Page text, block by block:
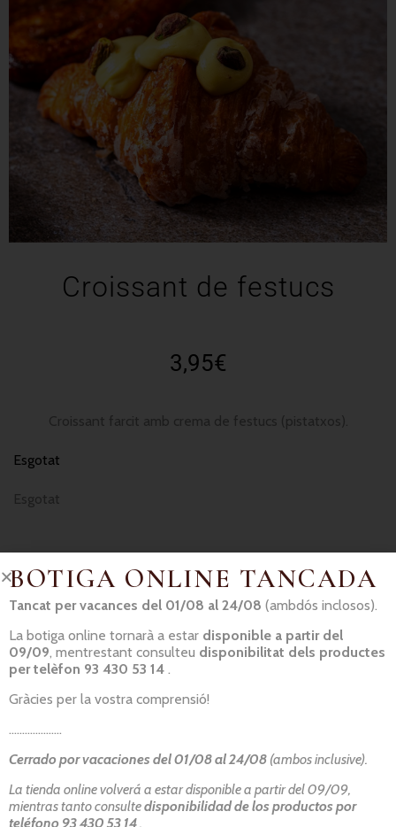
Croissant de festucs
3,95€
Croissant farcit amb crema de festucs (pistatxos).
Esgotat
Esgotat
Informació basada en el Reglament (UE) 1169/2011:
No podem
garantir l’absència total de traces d’al·lèrgens
processos de producció es manipulen tot tipus d’aliments. Si
personal.
CONTACTE
BOTIGA ONLINE TANCADA
Tancat per vacances del 01/08 al 24/08 (ambdós inclosos).
La botiga online tornarà a estar disponible a partir del
09/09, mentrestant consulteu disponibilitat dels productes
per telèfon 93 430 53 14 .
Gràcies per la vostra comprensió!
………………..
Cerrado por vacaciones del 01/08 al 24/08 (ambos inclusive).
La tienda online volverá a estar disponible a partir del 09/09,
mientras tanto consultedisponibilidad de los productos por
teléfono 93 430 53 14.